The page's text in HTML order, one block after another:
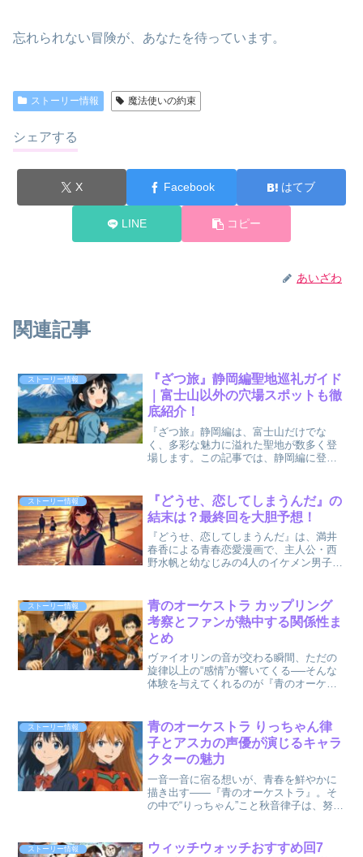
忘れられない冒険が、あなたを待っています。
ストーリー情報 魔法使いの約束
シェアする
X Facebook はてブ
LINE コピー
あいざわ
関連記事
ストーリー情報
『ざつ旅』静岡編聖地巡礼ガイド
｜富士山以外の穴場スポットも徹
底紹介！
『ざつ旅』静岡編は、富士山だけでな
く、多彩な魅力に溢れた聖地が数多く登
場します。この記事では、静岡編に登場
ットを詳しくご紹介します。さらに、最
新情報をもとに、訪れる際の...
ストーリー情報
『どうせ、恋してしまうんだ』の
結末は？最終回を大胆予想！
『どうせ、恋してしまうんだ』は、満井
春香による青春恋愛漫画で、主人公・西
野水帆と幼なじみの4人のイケメン男子と
ていますが、物語の結末がどのようにな
るのか気になって...
ストーリー情報
青のオーケストラ カップリング
考察とファンが熱中する関係性ま
とめ
ヴァイオリンの音が交わる瞬間、ただの
旋律以上の“感情”が響いてくる──そんな
体験を与えてくれるのが『青のオーケス
リングが正史なのか？」「解釈一致の尊
さはどこにあるのか...
ストーリー情報
青のオーケストラ りっちゃん律
子とアスカの声優が演じるキャラ
クターの魅力
一音一音に宿る想いが、青春を鮮やかに
描き出す――『青のオーケストラ』。そ
の中で“りっちゃん”こと秋音律子は、努力
そして対極に立つようで、同じ強さと脆
ストーリー情報
ウィッチウォッチおすすめ回7